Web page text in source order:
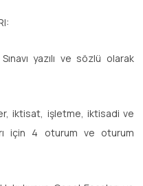
yazılı ve sözlü olarak
iktisat, işletme, iktisadi ve
için 4 oturum ve oturum